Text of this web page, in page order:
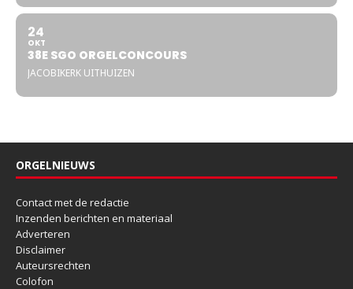
24
OKT
38E SGO ORGELCONCOURS
JACOBIKERK UITHUIZEN
ORGELNIEUWS
Contact met de redactie
Inzenden berichten en materiaal
Adverteren
Disclaimer
Auteursrechten
Colofon